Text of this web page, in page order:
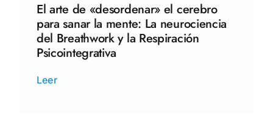
El arte de «desordenar» el cerebro
para sanar la mente: La neurociencia
del Breathwork y la Respiración
Psicointegrativa
Leer